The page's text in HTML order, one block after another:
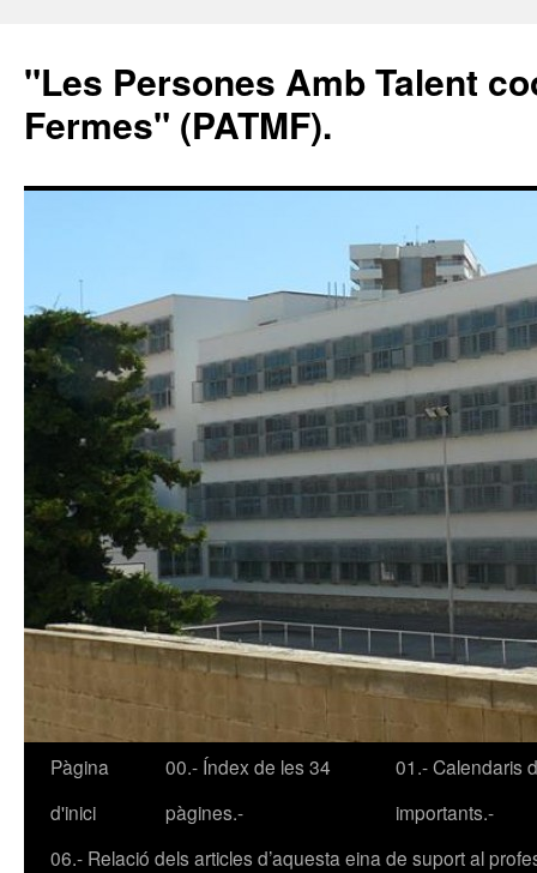
"Les Persones Amb Talent
Fermes" (PATMF).
Vés
contingut
Pàgina
d'inici
00.- Índex de les 34
pàgines.-
01.- Calendaris
importants.-
06.- Relació dels articles d’aquesta eina de suport al